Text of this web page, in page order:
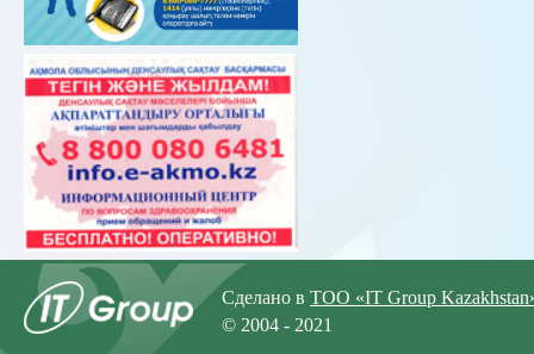
Сделано в ТОО «IT Group
© 2004 - 2021